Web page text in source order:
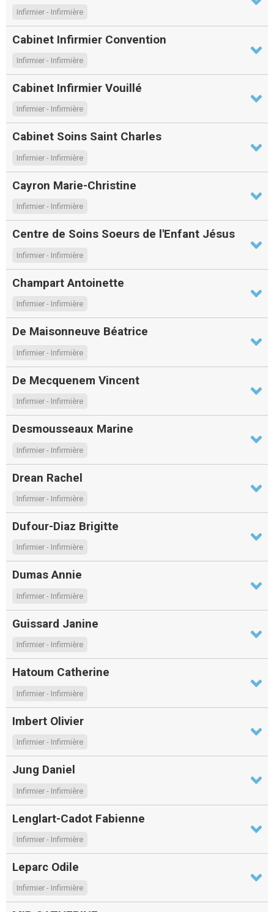
Infirmier - Infirmière
Cabinet Infirmier Convention
Infirmier - Infirmière
Cabinet Infirmier Vouillé
Infirmier - Infirmière
Cabinet Soins Saint Charles
Infirmier - Infirmière
Cayron Marie-Christine
Infirmier - Infirmière
Centre de Soins Soeurs de l'Enfant Jésus
Infirmier - Infirmière
Champart Antoinette
Infirmier - Infirmière
De Maisonneuve Béatrice
Infirmier - Infirmière
De Mecquenem Vincent
Infirmier - Infirmière
Desmousseaux Marine
Infirmier - Infirmière
Drean Rachel
Infirmier - Infirmière
Dufour-Diaz Brigitte
Infirmier - Infirmière
Dumas Annie
Infirmier - Infirmière
Guissard Janine
Infirmier - Infirmière
Hatoum Catherine
Infirmier - Infirmière
Imbert Olivier
Infirmier - Infirmière
Jung Daniel
Infirmier - Infirmière
Lenglart-Cadot Fabienne
Infirmier - Infirmière
Leparc Odile
Infirmier - Infirmière